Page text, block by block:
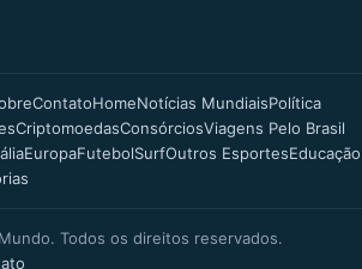
ContatoHomeNotícias MundiaisPolítica
CriptomoedasConsórciosViagens Pelo Brasil
EuropaFutebolSurfOutros EsportesEducação
Todos os direitos reservados.